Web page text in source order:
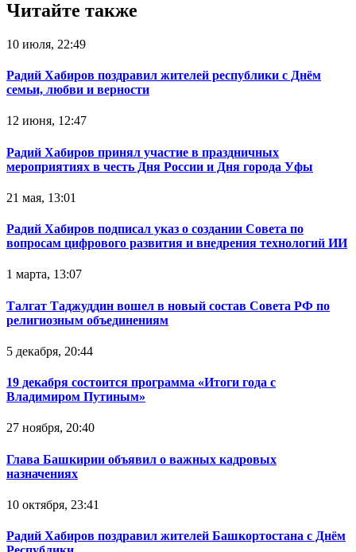
Читайте также
10 июля, 22:49
Радий Хабиров поздравил жителей республики с Днём
семьи, любви и верности
12 июня, 12:47
Радий Хабиров принял участие в праздничных
мероприятиях в честь Дня России и Дня города Уфы
21 мая, 13:01
Радий Хабиров подписал указ о создании Совета по
вопросам цифрового развития и внедрения технологий ИИ
1 марта, 13:07
Талгат Таджуддин вошел в новый состав Совета РФ по
религиозным объединениям
5 декабря, 20:44
19 декабря состоится программа «Итоги года с
Владимиром Путиным»
27 ноября, 20:40
Глава Башкирии объявил о важных кадровых
назначениях
10 октября, 23:41
Радий Хабиров поздравил жителей Башкортостана с Днём